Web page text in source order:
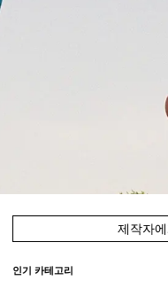
제작자
인기 카테고리